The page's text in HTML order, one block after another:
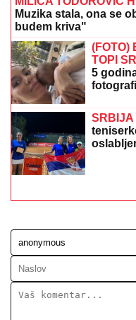
Lukasen bačen u
Zvezda drži na klupi
NA
Anđela
"Elitu